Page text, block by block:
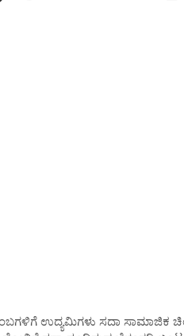
ಉದ್ಯಮಿಗಳು ಸದಾ ಸಾಮಾಜಿಕ